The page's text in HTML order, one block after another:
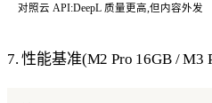
对照云 API:DeepL 质量更高,但内容外发
7. 性能基准(M2 Pro 16GB / M3